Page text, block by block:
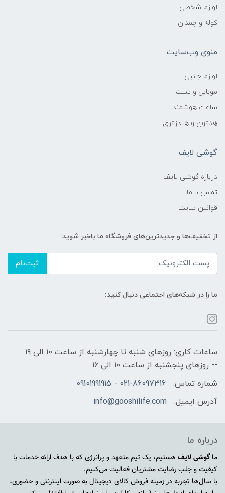
لوازم شخصی
کوله و چمدان
منوی وب‌سایت
لوازم جانبی
موبایل و تبلت
ساعت هوشمند
هدفون و هندزفری
گوشی لایف
درباره گوشی لایف
تماس با ما
قوانین سایت
از تخفیف‌ها و جدیدترین‌های فروشگاه ما باخبر شوید:
ثبت‌نام
ما را در شبکه‌های اجتماعی دنبال کنید:
ساعات کاری: روزهای شنبه تا چهارشنبه از ساعت 10 الی 19
-- روزهای پنجشنبه از ساعت 10 الی 16
شماره تماس:
021-86097316 - 09101991915
آدرس ایمیل:
info@gooshilife.com
درباره ما
ماگوشی لایف هستیم، یک تیم متعهد و پرانرژی که با هدف ارائه خدمات با
کیفیت و جلب رضایت مشتریان فعالیت می‌کنیم.
با سال‌ها تجربه در زمینه فروش کالای دیجیتال به صورت اینترنتی و حضوری،